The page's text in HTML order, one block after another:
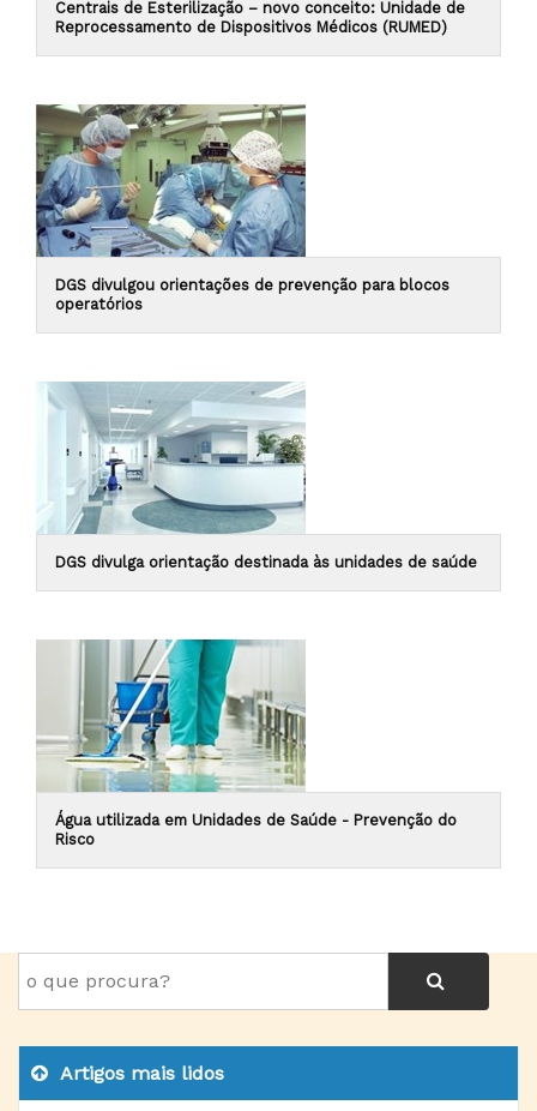
Centrais de Esterilização – novo conceito: Unidade de
Reprocessamento de Dispositivos Médicos (RUMED)
DGS divulgou orientações de prevenção para blocos
operatórios
DGS divulga orientação destinada às unidades de saúde
Água utilizada em Unidades de Saúde - Prevenção do
Risco
Artigos mais lidos